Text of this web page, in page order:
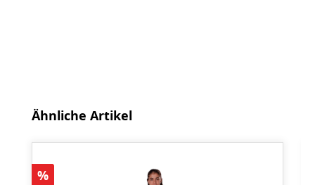
Produktgalerie überspringen
Ähnliche Artikel
Rabatt
%